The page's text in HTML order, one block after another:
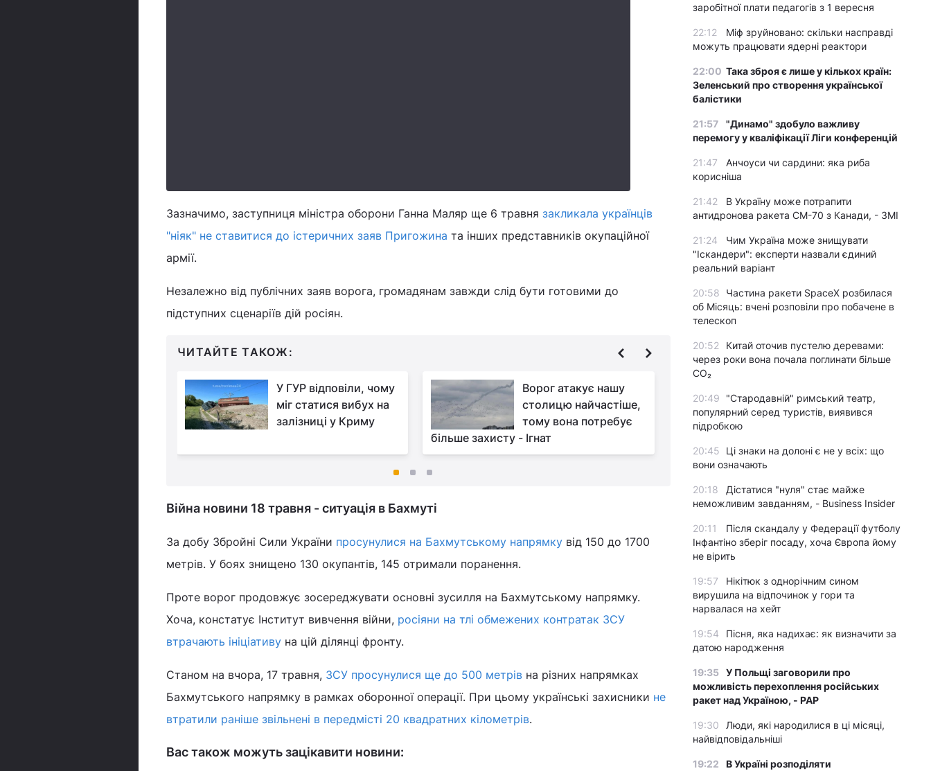
Зазначимо, заступниця міністра оборони Ганна Маляр ще 6 травня закликала українців
"ніяк" не ставитися до істеричних заяв Пригожина та інших представників окупаційної
армії.
Незалежно від публічних заяв ворога, громадянам завжди слід бути готовими до
підступних сценаріїв дій росіян.
ЧИТАЙТЕ ТАКОЖ:
У ГУР відповіли, чому
міг статися вибух на
залізниці у Криму
Ворог атакує нашу
столицю найчастіше,
тому вона потребує
більше захисту - Ігнат
Одещині з моря та
окупованих
Війна новини 18 травня - ситуація в Бахмуті
За добу Збройні Сили України просунулися на Бахмутському напрямку від 150 до 1700
метрів. У боях знищено 130 окупантів, 145 отримали поранення.
Проте ворог продовжує зосереджувати основні зусилля на Бахмутському напрямку.
Хоча, констатує Інститут вивчення війни, росіяни на тлі обмежених контратак ЗСУ
втрачають ініціативу на цій ділянці фронту.
Станом на вчора, 17 травня, ЗСУ просунулися ще до 500 метрів на різних напрямках
Бахмутського напрямку в рамках оборонної операції. При цьому українські захисники не
втратили раніше звільнені в передмісті 20 квадратних кілометрів.
Вас також можуть зацікавити новини:
заробітної плати педагогів з 1 вересня
22:12
Міф зруйновано: скільки насправді
можуть працювати ядерні реактори
22:00 Така зброя є лише у кількох країн:
Зеленський про створення української
балістики
21:57
"Динамо" здобуло важливу
перемогу у кваліфікації Ліги конференцій
21:47
Анчоуси чи сардини: яка риба
корисніша
21:42
В Україну може потрапити
антидронова ракета CM-70 з Канади, - ЗМІ
21:24
Чим Україна може знищувати
"Іскандери": експерти назвали єдиний
реальний варіант
20:58
Частина ракети SpaceX розбилася
об Місяць: вчені розповіли про побачене в
телескоп
20:52
Китай оточив пустелю деревами:
через роки вона почала поглинати більше
CO₂
20:49
"Стародавній" римський театр,
популярний серед туристів, виявився
підробкою
20:45
Ці знаки на долоні є не у всіх: що
вони означають
20:18
Дістатися "нуля" стає майже
неможливим завданням, - Business Insider
20:11
Після скандалу у Федерації футболу
Інфантіно зберіг посаду, хоча Європа йому
не вірить
19:57
Нікітюк з однорічним сином
вирушила на відпочинок у гори та
нарвалася на хейт
19:54
Пісня, яка надихає: як визначити за
датою народження
19:35 У Польщі заговорили про
можливість перехоплення російських
ракет над Україною, - PAP
19:30
Люди, які народилися в ці місяці,
найвідповідальніші
19:22
В Україні розподіляти